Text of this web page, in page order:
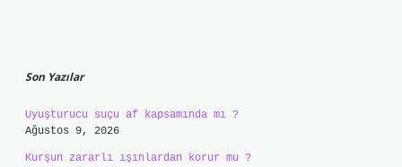
Son Yazılar
Uyuşturucu suçu af kapsamında mı ?
Ağustos 9, 2026
Kurşun zararlı ışınlardan korur mu ?